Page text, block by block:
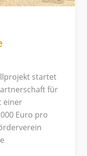
startet
für
einer
Euro pro